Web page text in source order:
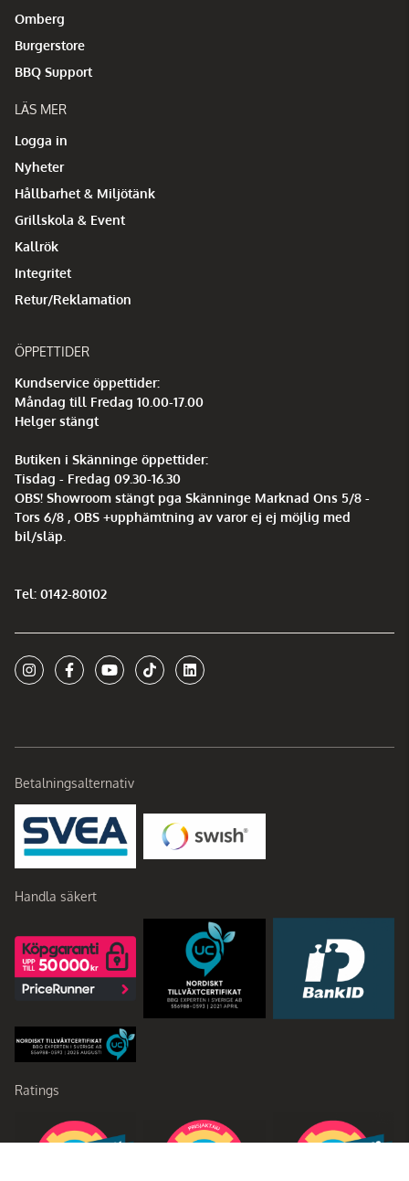
Omberg
Burgerstore
BBQ Support
LÄS MER
Logga in
Nyheter
Hållbarhet & Miljötänk
Grillskola & Event
Kallrök
Integritet
Retur/Reklamation
ÖPPETTIDER
Kundservice öppettider:
Måndag till Fredag 10.00-17.00
Helger stängt
Butiken i Skänninge öppettider:
Tisdag - Fredag 09.30-16.30
OBS! Showroom stängt pga Skänninge Marknad Ons 5/8 -
Tors 6/8 , OBS +upphämtning av varor ej ej möjlig med
bil/släp.
Tel: 0142-80102
Betalningsalternativ
Handla säkert
Ratings